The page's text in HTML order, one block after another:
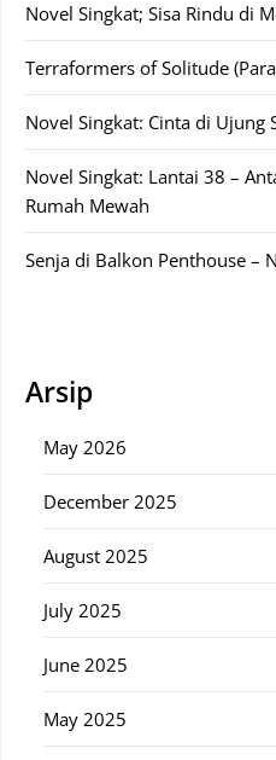
Novel Singkat; Sisa Rindu di
Terraformers of Solitude
Novel Singkat: Cinta di Ujung
Novel Singkat: Lantai 38 –
Rumah Mewah
Senja di Balkon Penthouse –
Arsip
May 2026
December 2025
August 2025
July 2025
June 2025
May 2025